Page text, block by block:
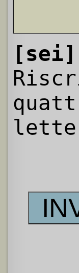
[sei]